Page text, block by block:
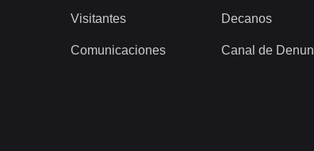
Visitantes
Comunicaciones
Decanos
Canal de